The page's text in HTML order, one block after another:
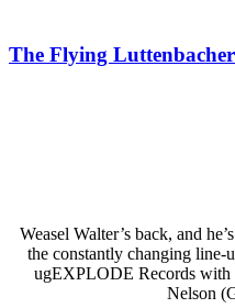
The Flying
Weasel Walter’s back, and
the constantly changing line-
ugEXPLODE Records with
Nelson